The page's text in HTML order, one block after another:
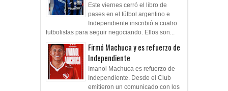
Este viernes cerró el libro de
pases en el fútbol argentino e
Independiente inscribió a cuatro
futbolistas para seguir negociando. Ellos son...
Firmó Machuca y es refuerzo de
Independiente
Imanol Machuca es refuerzo de
Independiente. Desde el Club
emitieron un comunicado con los